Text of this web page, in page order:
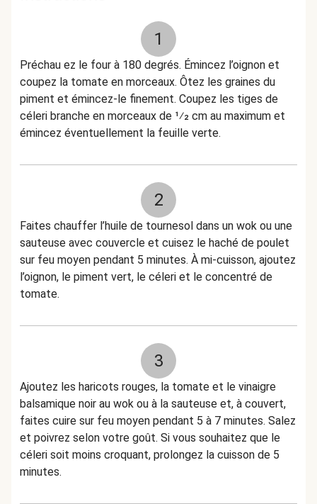
1
Préchau ez le four à 180 degrés. Émincez l’oignon et
coupez la tomate en morceaux. Ôtez les graines du
piment et émincez-le finement. Coupez les tiges de
céleri branche en morceaux de 1⁄2 cm au maximum et
émincez éventuellement la feuille verte.
2
Faites chauffer l’huile de tournesol dans un wok ou une
sauteuse avec couvercle et cuisez le haché de poulet
sur feu moyen pendant 5 minutes. À mi-cuisson, ajoutez
l’oignon, le piment vert, le céleri et le concentré de
tomate.
3
Ajoutez les haricots rouges, la tomate et le vinaigre
balsamique noir au wok ou à la sauteuse et, à couvert,
faites cuire sur feu moyen pendant 5 à 7 minutes. Salez
et poivrez selon votre goût. Si vous souhaitez que le
céleri soit moins croquant, prolongez la cuisson de 5
minutes.